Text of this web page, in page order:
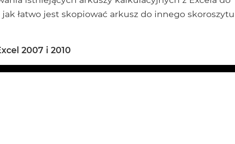
łatwo jest skopiować arkusz do innego skoroszytu
2007 i 2010